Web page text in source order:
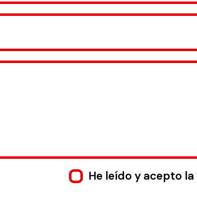
He leído y acepto la